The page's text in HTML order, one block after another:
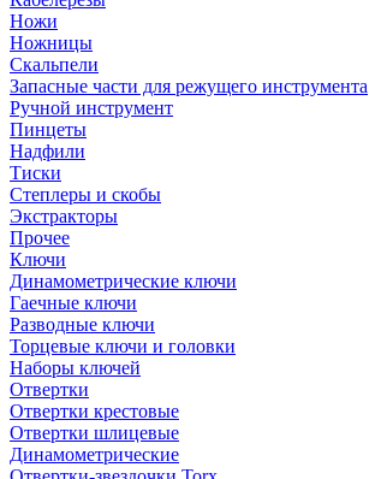
Ножи
Ножницы
Скальпели
Запасные части для режущего инструмента
Ручной инструмент
Пинцеты
Надфили
Тиски
Степлеры и скобы
Экстракторы
Прочее
Ключи
Динамометрические ключи
Гаечные ключи
Разводные ключи
Торцевые ключи и головки
Наборы ключей
Отвертки
Отвертки крестовые
Отвертки шлицевые
Динамометрические